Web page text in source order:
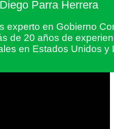
Diego Parra Herrera
experto en Gobierno
de 20 años de
en Estados Unidos y